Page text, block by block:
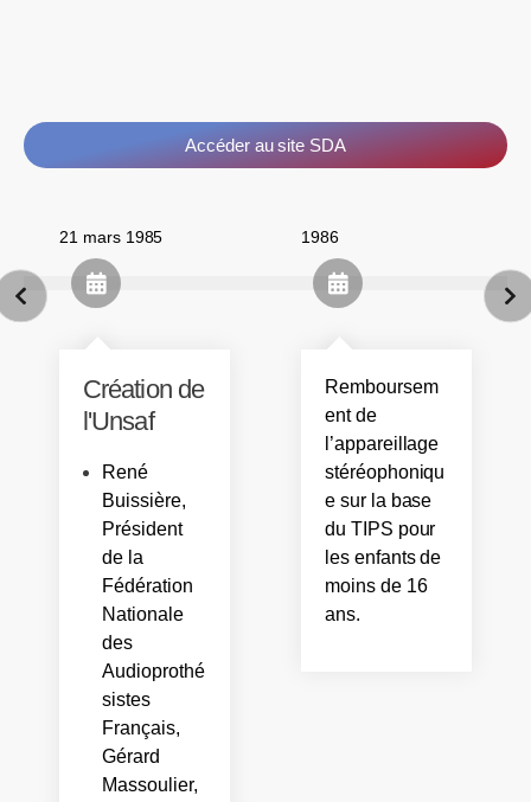
Accéder au site SDA
21 mars 1985
Création de
l'Unsaf
René
Buissière,
Président
de la
Fédération
Nationale
des
Audioprothé
sistes
Français,
Gérard
Massoulier,
1986
Remboursem
ent de
l’appareillage
stéréophoniqu
e sur la base
du TIPS pour
les enfants de
moins de 16
ans.